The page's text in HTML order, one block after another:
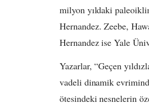
milyon yıldaki
Hernandez. Zeebe,
Hernandez ise Yale
Yazarlar, “Geçen
vadeli dinamik
ötesindeki nesnelerin